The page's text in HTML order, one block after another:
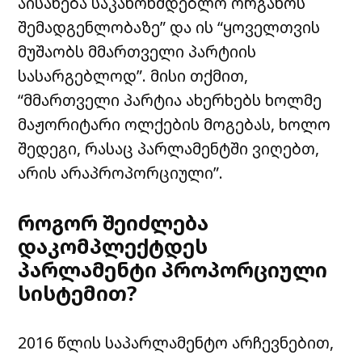
შემადგენლობაზე” და ის “ყოველთვის
მუშაობს მმართველი პარტიის
სასარგებლოდ”. მისი თქმით,
“მმართველი პარტია ახერხებს ხოლმე
მაჟორიტარი ოლქების მოგებას, ხოლო
შედეგი, რასაც პარლამენტში ვიღებთ,
არის არაპროპორციული”.
როგორ შეიძლება
დაკომპლექტდეს
პარლამენტი პროპორციული
სისტემით?
2016 წლის საპარლამენტო არჩევნებით,